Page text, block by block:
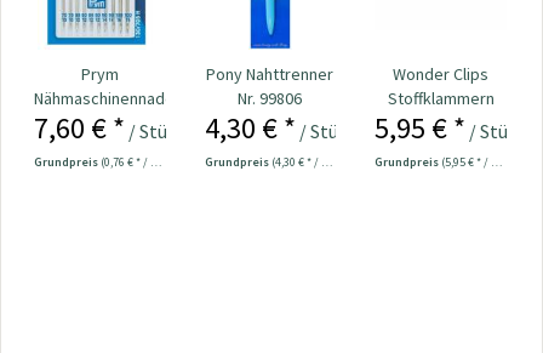
Prym
Nähmaschinennadeln
130/705
Universal...
7,60 € * / Stück
Grundpreis (0,76 € * / 1 Stück)
Pony Nahttrenner
Nr. 99806
4,30 € * / Stück
Grundpreis (4,30 € * / 1 Stück)
Wonder Clips
Stoffklammern
klein - 20 Stück
5,95 € * / Stück
Grundpreis (5,95 € * / 1 Stück)